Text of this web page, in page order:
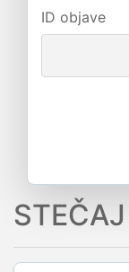
ID objave
STEČAJ